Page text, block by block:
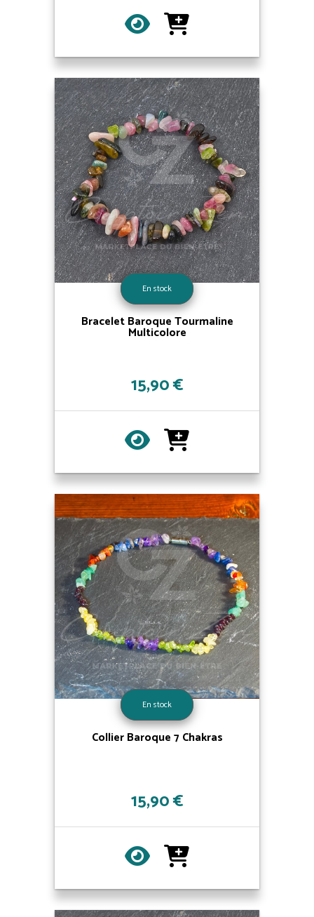
En stock
Bracelet Baroque Tourmaline
Multicolore
15,90 €
En stock
Collier Baroque 7 Chakras
15,90 €